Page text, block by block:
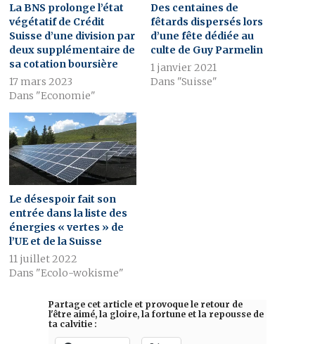
La BNS prolonge l’état
végétatif de Crédit
Suisse d’une division par
deux supplémentaire de
sa cotation boursière
17 mars 2023
Dans "Economie"
Des centaines de
fêtards dispersés lors
d’une fête dédiée au
culte de Guy Parmelin
1 janvier 2021
Dans "Suisse"
Le désespoir fait son
entrée dans la liste des
énergies « vertes » de
l’UE et de la Suisse
11 juillet 2022
Dans "Ecolo-wokisme"